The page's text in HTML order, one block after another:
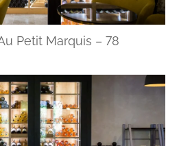
Petit Marquis – 78